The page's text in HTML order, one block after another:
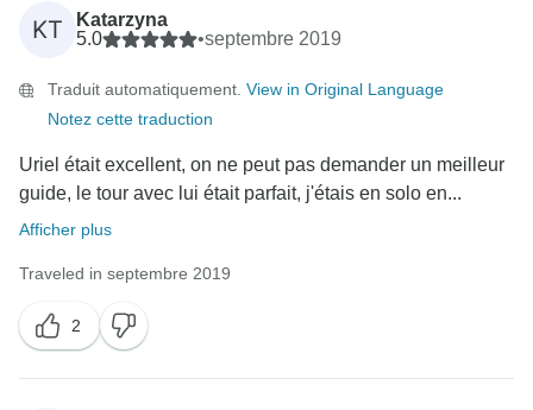
Nous vous remercions d'avoir mentionné toutes les
choses que vous avez appréciées au sujet de notre
satisfaisant, car nous nous efforçons d'offrir un service
de qualité.
un si bon moment.
Merci encore d'avoir réservé avec nous et d'avoir pris
le temps de rédiger cet excellent commentaire :)
salutations distinguées.
KT
Katarzyna
5.0
•septembre 2019
Traduit automatiquement. View in Original Language
Notez cette traduction
Uriel était excellent, on ne peut pas demander un meilleur
guide, le tour avec lui était parfait, j'étais en solo en...
Afficher plus
Traveled in septembre 2019
2